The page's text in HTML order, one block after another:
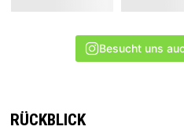
Besucht uns
RÜCKBLICK